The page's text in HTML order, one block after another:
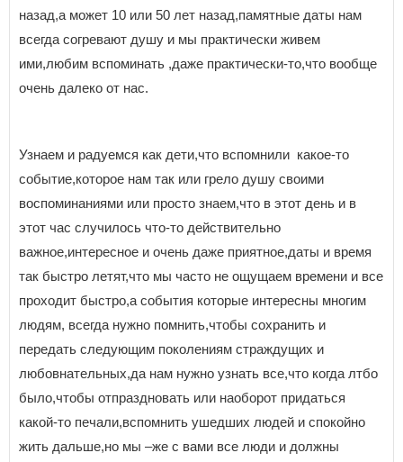
назад,а может 10 или 50 лет назад,памятные даты нам
всегда согревают душу и мы практически живем
ими,любим вспоминать ,даже практически-то,что вообще
очень далеко от нас.
Узнаем и радуемся как дети,что вспомнили какое-то
событие,которое нам так или грело душу своими
воспоминаниями или просто знаем,что в этот день и в
этот час случилось что-то действительно
важное,интересное и очень даже приятное,даты и время
так быстро летят,что мы часто не ощущаем времени и все
проходит быстро,а события которые интересны многим
людям, всегда нужно помнить,чтобы сохранить и
передать следующим поколениям страждущих и
любовнательных,да нам нужно узнать все,что когда лтбо
было,чтобы отпраздновать или наоборот придаться
какой-то печали,вспомнить ушедших людей и спокойно
жить дальше,но мы –же с вами все люди и должны